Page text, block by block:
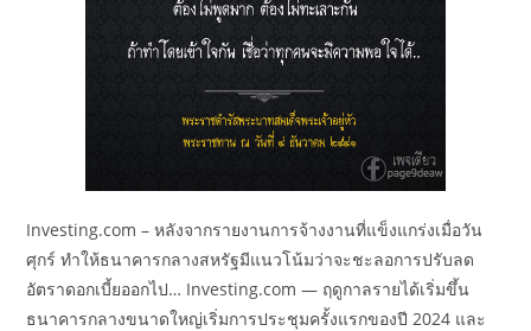
Investing.com – หลังจากรายงานการจ้างงานที่แข็งแกร่งเมื่อวัน
ศุกร์ ทำให้ธนาคารกลางสหรัฐมีแนวโน้มว่าจะชะลอการปรับลด
อัตราดอกเบี้ยออกไป… Investing.com — ฤดูกาลรายได้เริ่มขึ้น
ธนาคารกลางขนาดใหญ่เริ่มการประชุมครั้งแรกของปี 2024 และ